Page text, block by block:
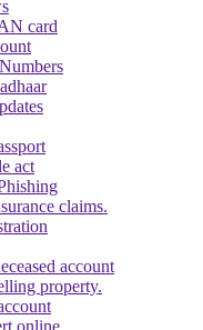
card
act
claims.
account
property.
online